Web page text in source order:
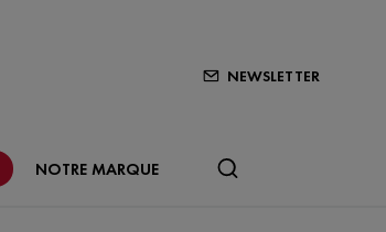
NEWSLETTER
NOTRE MARQUE